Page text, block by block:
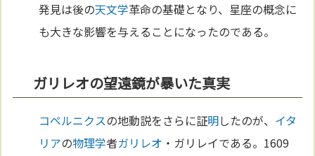
発見は後の天文学革命の基礎となり、星座の概念に
も大きな影響を与えることになったのである。
ガリレオの望遠鏡が暴いた真実
コペルニクスの地動説をさらに証明したのが、 イタ
リアの物理学者ガリレオ ・ガリレイである。1609